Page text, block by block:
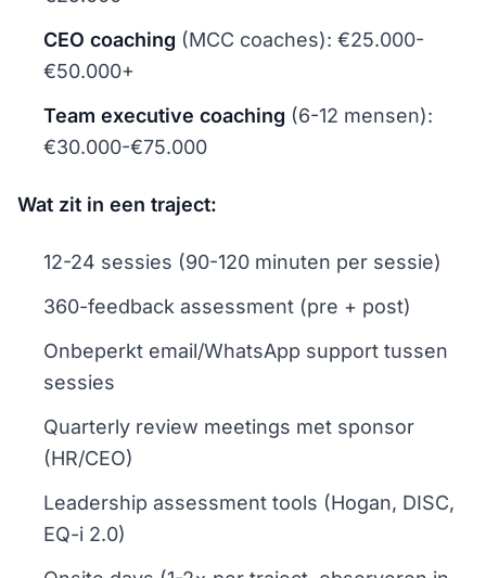
CEO coaching (MCC coaches): €25.000-
€50.000+
Team executive coaching (6-12 mensen):
€30.000-€75.000
Wat zit in een traject:
12-24 sessies (90-120 minuten per sessie)
360-feedback assessment (pre + post)
Onbeperkt email/WhatsApp support tussen
sessies
Quarterly review meetings met sponsor
(HR/CEO)
Leadership assessment tools (Hogan, DISC,
EQ-i 2.0)